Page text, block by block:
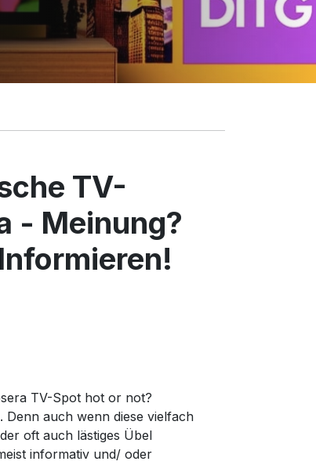
TV-
- Meinung?
TV-Spot hot or not?
auch wenn diese vielfach
oft auch lästiges Übel
informativ und/ oder